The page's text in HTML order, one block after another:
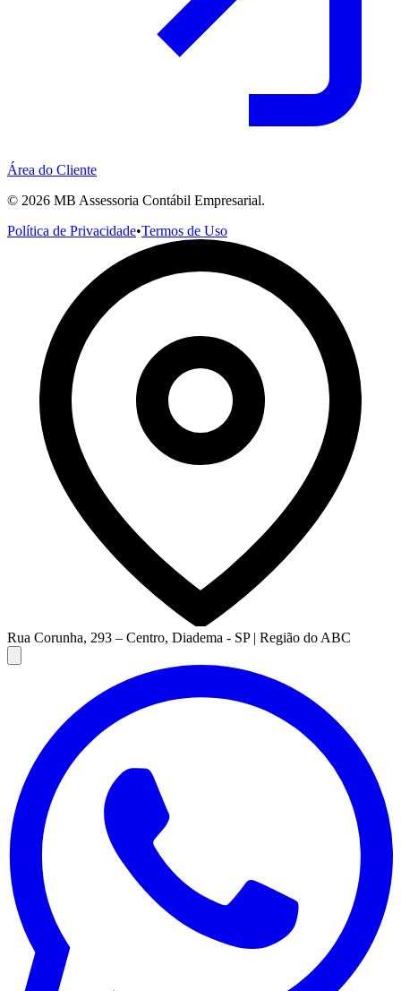
Área do Cliente
© 2026 MB Assessoria Contábil Empresarial.
Política de Privacidade•Termos de Uso
Rua Corunha, 293 – Centro, Diadema - SP | Região do ABC